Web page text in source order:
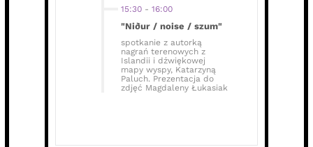
15:30 - 16:00
"Niður / noise / szum"
spotkanie z autorką
nagrań terenowych z
Islandii i dźwiękowej
mapy wyspy, Katarzyną
Paluch. Prezentacja do
zdjęć Magdaleny Łukasiak